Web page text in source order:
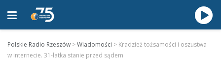
Polskie Radio Rzeszów >Wiadomości > Kradzież tożsamości i oszustwa
w internecie. 31-latka stanie przed sądem